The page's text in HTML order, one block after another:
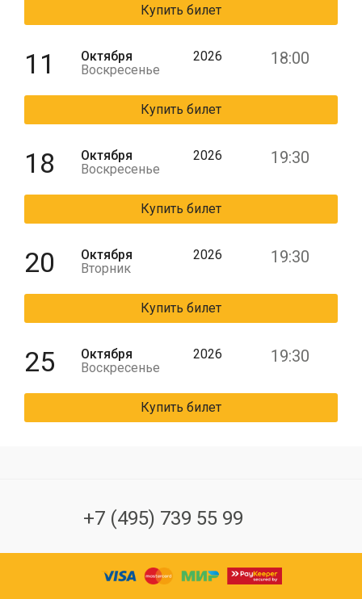
Купить билет
11
Октября
Воскресенье
2026 18:00
Купить билет
18
Октября
Воскресенье
2026 19:30
Купить билет
20
Октября
Вторник
2026 19:30
Купить билет
25
Октября
Воскресенье
2026 19:30
Купить билет
+7 (495) 739 55 99